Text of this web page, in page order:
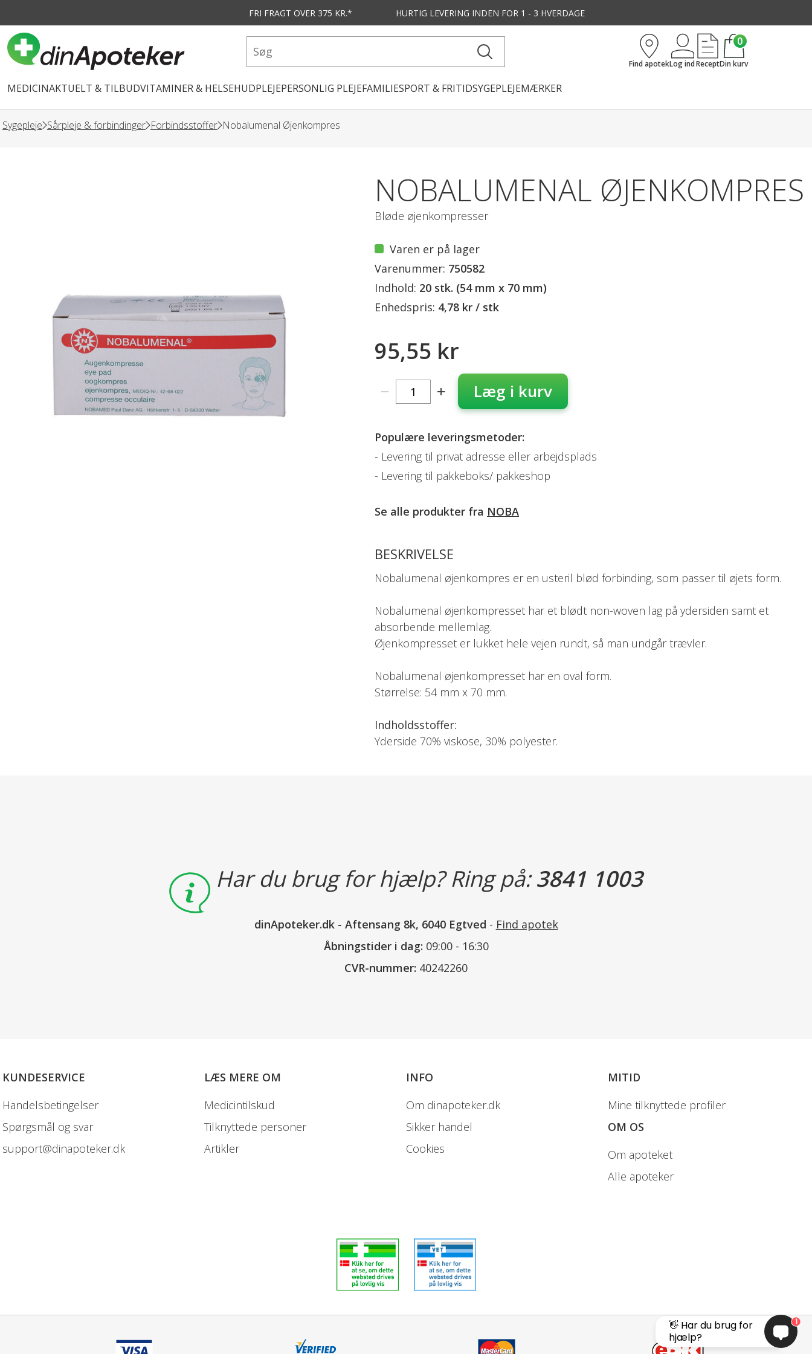
FRI FRAGT OVER 375 KR.* HURTIG LEVERING INDEN FOR 1 - 3 HVERDAGE
MEDICINAKTUELT & TILBUDVITAMINER & HELSEHUDPLEJEPERSONLIG PLEJEFAMILIESPORT & FRITIDSYGEPLEJEMÆRKER
Find apotekLog indRecept
0
Din kurv
Sygepleje Sårpleje & forbindinger Forbindsstoffer Nobalumenal Øjenkompres
NOBALUMENAL ØJENKOMPRES
Bløde øjenkompresser
Varen er på lager
Varenummer: 750582
Indhold: 20 stk. (54 mm x 70 mm)
Enhedspris: 4,78 kr / stk
95,55 kr
Læg i kurv
Populære leveringsmetoder:
Levering til privat adresse eller arbejdsplads
Levering til pakkeboks/ pakkeshop
Se alle produkter fra NOBA
BESKRIVELSE
Nobalumenal øjenkompres er en usteril blød forbinding, som passer til øjets form.
Nobalumenal øjenkompresset har et blødt non-woven lag på ydersiden samt et
absorbende mellemlag.
Øjenkompresset er lukket hele vejen rundt, så man undgår trævler.
Nobalumenal øjenkompresset har en oval form.
Størrelse: 54 mm x 70 mm.
Indholdsstoffer:
Yderside 70% viskose, 30% polyester.
Har du brug for hjælp? Ring på:3841 1003
dinApoteker.dk- Aftensang 8k, 6040 Egtved - Find apotek
Åbningstider i dag: 09:00 - 16:30
CVR-nummer: 40242260
KUNDESERVICE
Handelsbetingelser
Spørgsmål og svar
support@dinapoteker.dk
LÆS MERE OM
Medicintilskud
Tilknyttede personer
Artikler
INFO
Om dinapoteker.dk
Sikker handel
Cookies
MITID
Mine tilknyttede profiler
OM OS
Om apoteket
Alle apoteker
👋 Har du brug for
hjælp?
1